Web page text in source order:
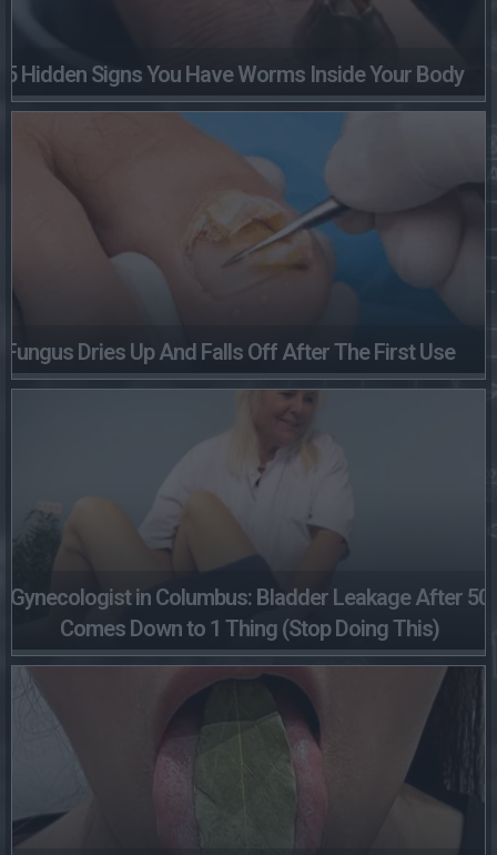
5 Hidden Signs You Have Worms Inside Your Body
Fungus Dries Up And Falls Off After The First Use
Gynecologist in Columbus: Bladder Leakage After 50
Comes Down to 1 Thing (Stop Doing This)